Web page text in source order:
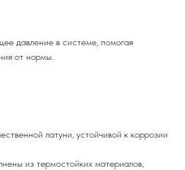
давление в системе, помогая
от нормы.
латуни, устойчивой к коррозии
из термостойких материалов,